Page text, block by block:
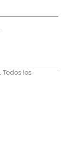
los